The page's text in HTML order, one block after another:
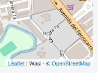
Leaflet | Wasi - ©OpenStreetMap